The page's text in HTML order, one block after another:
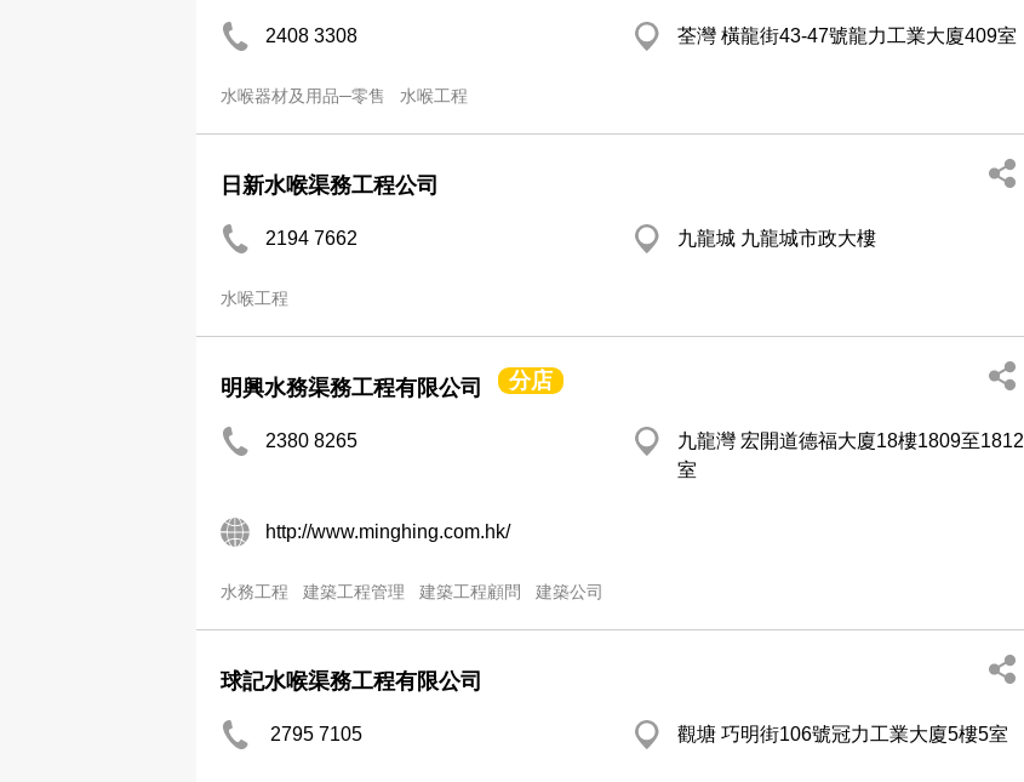
2408 3308 荃灣 橫龍街43-47號龍力工業大廈409室
水喉器材及用品─零售 水喉工程
日新水喉渠務工程公司
2194 7662 九龍城 九龍城市政大樓
水喉工程
明興水務渠務工程有限公司 分店
2380 8265
九龍灣 宏開道德福大廈18樓1809至1812
室
http://www.minghing.com.hk/
水務工程 建築工程管理 建築工程顧問 建築公司
球記水喉渠務工程有限公司
2795 7105 觀塘 巧明街106號冠力工業大廈5樓5室